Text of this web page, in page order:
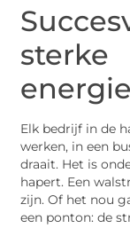
sterke
Elk bedrijf in de
werken, in een
draait. Het is
hapert. Een
zijn. Of het nou
een ponton: de